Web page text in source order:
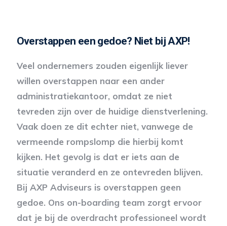
Overstappen een gedoe? Niet bij AXP!
Veel ondernemers zouden eigenlijk liever
willen overstappen naar een ander
administratiekantoor, omdat ze niet
tevreden zijn over de huidige dienstverlening.
Vaak doen ze dit echter niet, vanwege de
vermeende rompslomp die hierbij komt
kijken. Het gevolg is dat er iets aan de
situatie veranderd en ze ontevreden blijven.
Bij AXP Adviseurs is overstappen geen
gedoe. Ons on-boarding team zorgt ervoor
dat je bij de overdracht professioneel wordt